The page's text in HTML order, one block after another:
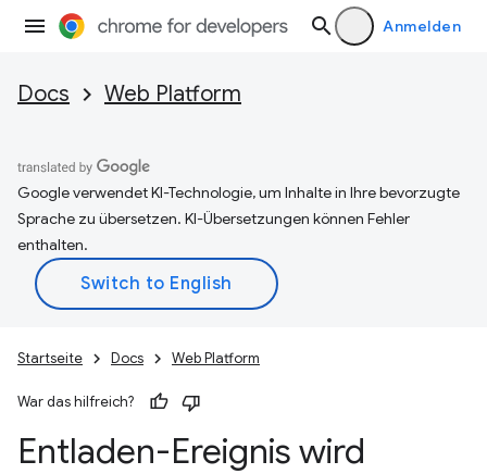
Anmelden
Docs Web Platform
Google verwendet KI-Technologie, um Inhalte in Ihre bevorzugte
Sprache zu übersetzen. KI-Übersetzungen können Fehler
enthalten.
Startseite Docs Web Platform
War das hilfreich?
Entladen-Ereignis wird